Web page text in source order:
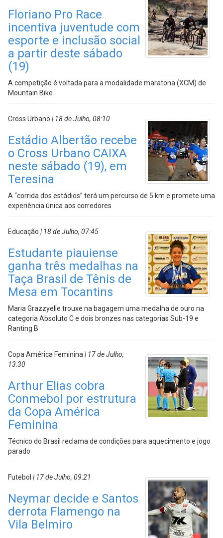
Floriano Pro Race
incentiva juventude com
esporte e inclusão social
a partir deste sábado
(19)
A competição é voltada para a modalidade maratona (XCM) de
Mountain Bike
Cross Urbano | 18 de Julho, 08:10
Estádio Albertão recebe
o Cross Urbano CAIXA
neste sábado (19), em
Teresina
A “corrida dos estádios” terá um percurso de 5 km e promete uma
experiência única aos corredores
Educação | 18 de Julho, 07:45
Estudante piauiense
ganha três medalhas na
Taça Brasil de Tênis de
Mesa em Tocantins
Maria Grazzyelle trouxe na bagagem uma medalha de ouro na
categoria Absoluto C e dois bronzes nas categorias Sub-19 e
Ranting B
Copa América Feminina | 17 de Julho,
13:30
Arthur Elias cobra
Conmebol por estrutura
da Copa América
Feminina
Técnico do Brasil reclama de condições para aquecimento e jogo
parado
Futebol | 17 de Julho, 09:21
Neymar decide e Santos
derrota Flamengo na
Vila Belmiro